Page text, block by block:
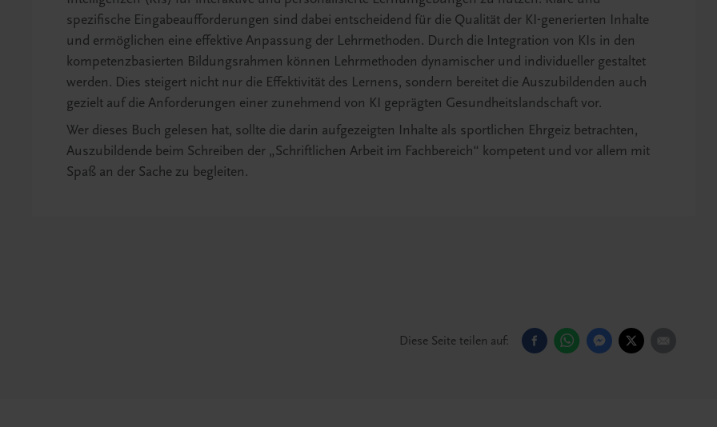
spezifische Eingabeaufforderungen sind dabei entscheidend für die Qualität der KI-generierten Inhalte
und ermöglichen eine effektive Anpassung der Lehrmethoden. Durch die Integration von KIs in den
kompetenzbasierten Bildungsrahmen können Lehrmethoden dynamischer und individueller gestaltet
werden. Dies steigert nicht nur die Effektivität des Lernens, sondern bereitet die Auszubildenden auch
gezielt auf die Anforderungen einer zunehmend von KI geprägten Gesundheitslandschaft vor.
Wer dieses Buch gelesen hat, sollte die darin aufgezeigten Inhalte als sportlichen Ehrgeiz betrachten,
Auszubildende beim Schreiben der „Schriftlichen Arbeit im Fachbereich“ kompetent und vor allem mit
Spaß an der Sache zu begleiten.
Diese Seite teilen auf: